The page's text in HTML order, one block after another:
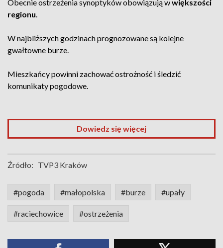
Obecnie ostrzeżenia synoptyków obowiązują wwiększości
regionu.
W najbliższych godzinach prognozowane są kolejne
gwałtowne burze.
Mieszkańcy powinni zachować ostrożność i śledzić
komunikaty pogodowe.
Dowiedz się więcej
Źródło: TVP3 Kraków
#pogoda #małopolska #burze #upały
#raciechowice #ostrzeżenia